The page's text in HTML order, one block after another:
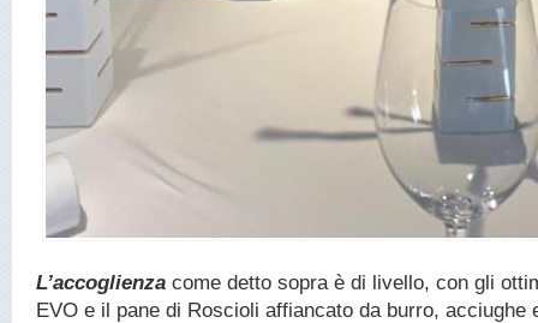
L’accoglienza come detto sopra è di livello, con gli
EVO e il pane di Roscioli affiancato da burro, acciughe